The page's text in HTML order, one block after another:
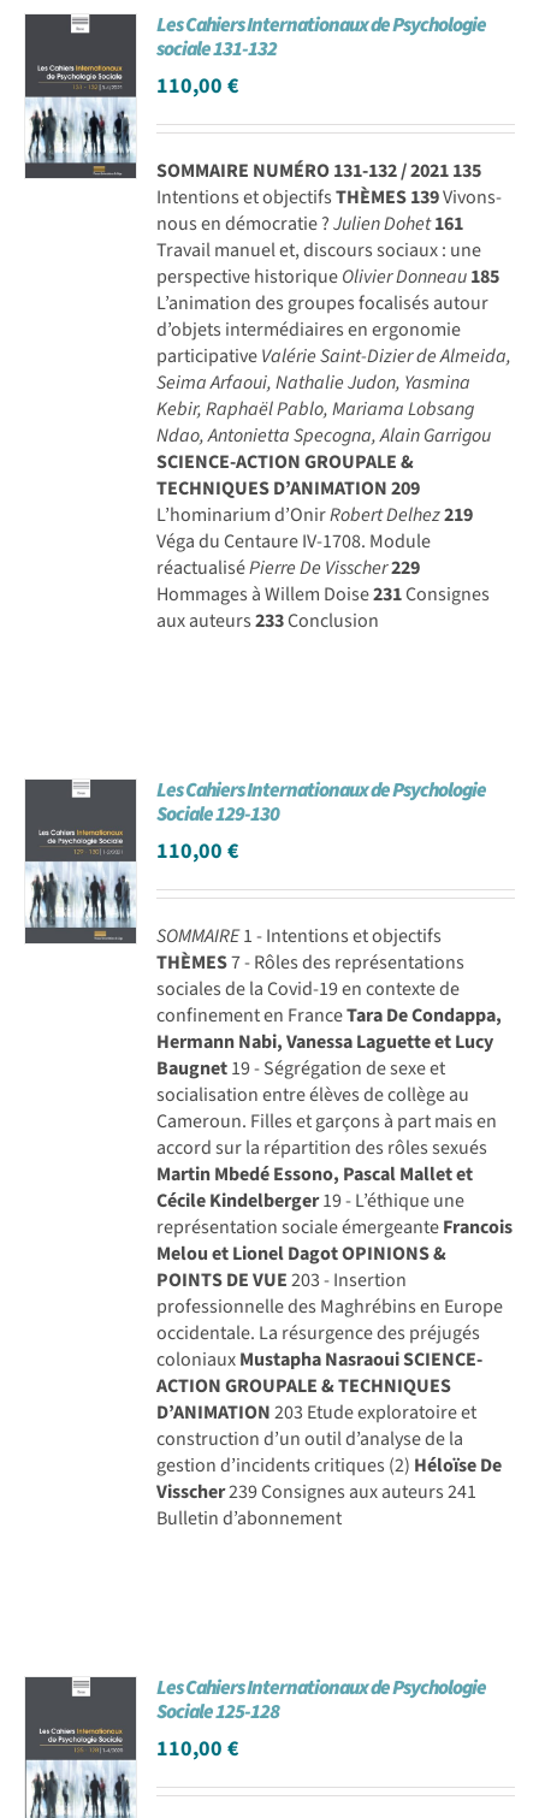
Achat en ligne
Panier WooCommerce
Les Cahiers Internationaux de Psychologie
sociale 131-132
110,00€
SOMMAIRE NUMÉRO 131-132 / 2021135
Intentions et objectifsTHÈMES139Vivons-
nous en démocratie ?Julien Dohet161
Travail manuel et, discours sociaux : une
perspective historiqueOlivier Donneau185
L’animation des groupes focalisés autour
d’objets intermédiaires en ergonomie
participativeValérie Saint-Dizier de Almeida,
Seima Arfaoui, Nathalie Judon, Yasmina
Kebir, Raphaël Pablo, Mariama Lobsang
Ndao, Antonietta Specogna, Alain Garrigou
SCIENCE-ACTION GROUPALE &
TECHNIQUES D’ANIMATION209
L’hominarium d’OnirRobert Delhez219
Véga du Centaure IV-1708. Module
réactualiséPierre De Visscher229
Hommages à Willem Doise231Consignes
aux auteurs233Conclusion
Les Cahiers Internationaux de Psychologie
Sociale 129-130
110,00€
SOMMAIRE1 - Intentions et objectifs
THÈMES7 - Rôles des représentations
sociales de la Covid-19 en contexte de
confinement en FranceTara De Condappa,
Hermann Nabi, Vanessa Laguette et Lucy
Baugnet19 - Ségrégation de sexe et
socialisation entre élèves de collège au
Cameroun. Filles et garçons à part mais en
accord sur la répartition des rôles sexués
Martin Mbedé Essono, Pascal Mallet et
Cécile Kindelberger19 - L’éthique une
représentation sociale émergeanteFrancois
Melou et Lionel DagotOPINIONS &
POINTS DE VUE203 - Insertion
professionnelle des Maghrébins en Europe
occidentale. La résurgence des préjugés
coloniauxMustapha NasraouiSCIENCE-
ACTION GROUPALE & TECHNIQUES
D’ANIMATION203 Etude exploratoire et
construction d’un outil d’analyse de la
gestion d’incidents critiques (2) Héloïse De
Visscher239 Consignes aux auteurs 241
Bulletin d’abonnement
Les Cahiers Internationaux de Psychologie
Sociale 125-128
110,00€